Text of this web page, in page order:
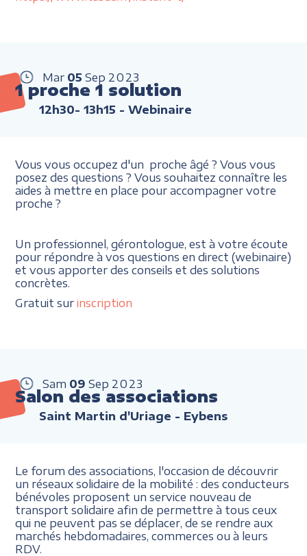
Mar 05 Sep 2023
1 proche 1 solution
12h30- 13h15 - Webinaire
Vous vous occupez d'un proche âgé ? Vous vous
posez des questions ? Vous souhaitez connaître les
aides à mettre en place pour accompagner votre
proche ?
Un professionnel, gérontologue, est à votre écoute
pour répondre à vos questions en direct (webinaire)
et vous apporter des conseils et des solutions
concrètes.
Gratuit surinscription
Sam 09 Sep 2023
Salon des associations
Saint Martin d'Uriage - Eybens
Le forum des associations, l'occasion de découvrir
un réseaux solidaire de la mobilité : des conducteurs
bénévoles proposent un service nouveau de
transport solidaire afin de permettre à tous ceux
qui ne peuvent pas se déplacer, de se rendre aux
marchés hebdomadaires, commerces ou à leurs
RDV.